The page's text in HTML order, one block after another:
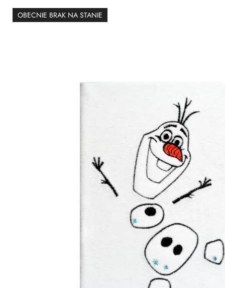
OBECNIE BRAK NA STANIE